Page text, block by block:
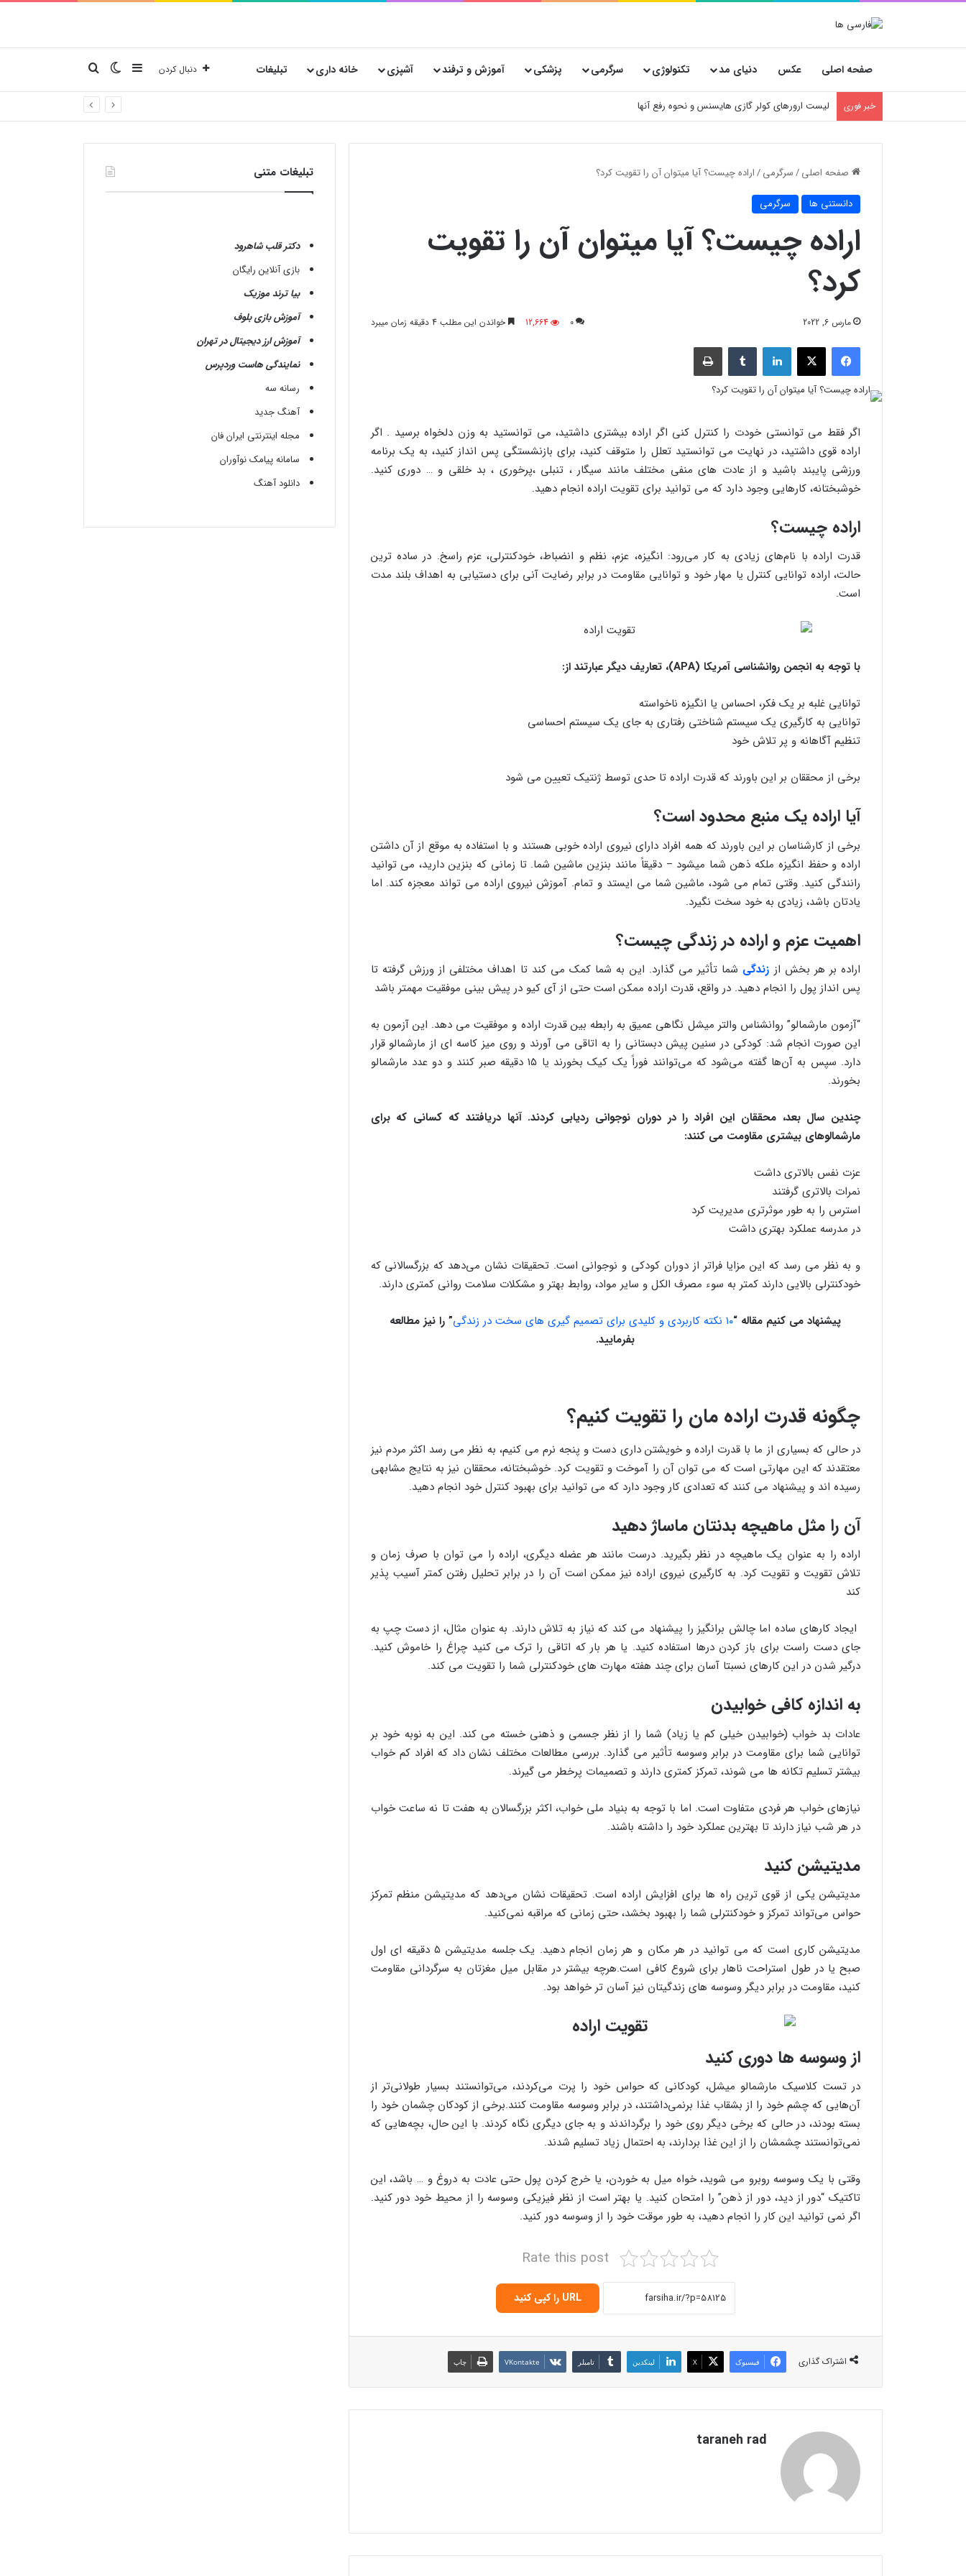
صفحه اصلی عکس دنیای مد تکنولوژی سرگرمی پزشکی آموزش و ترفند آشپزی خانه داری تبلیغات دنبال کردن نوارکناریتغییر پوسته
جستجو برای
خبر فوری آموزش تعویض فیلتر کولر گازی جنرال مکس
صفحه اصلی/ سرگرمی/ اراده چیست؟ آیا میتوان آن را تقویت کرد؟
دانستنی ها سرگرمی
اراده چیست؟ آیا میتوان آن را تقویت
کرد؟
مارس 6, 2022 0
12,664 خواندن این مطلب 4 دقیقه زمان میبرد
فیسبوک X لینکدین ‫تامبلر چاپ
اگر فقط می توانستی خودت را کنترل کنی اگر اراده بیشتری داشتید، می توانستید به وزن دلخواه برسید . اگر
اراده قوی داشتید، در نهایت می توانستید تعلل را متوقف کنید، برای بازنشستگی پس انداز کنید، به یک برنامه
ورزشی پایبند باشید و از عادت های منفی مختلف مانند سیگار ، تنبلی ،پرخوری ، بد خلقی و … دوری کنید.
خوشبختانه، کارهایی وجود دارد که می توانید برای تقویت اراده انجام دهید.
اراده چیست؟
قدرت اراده با نام‌های زیادی به کار می‌رود: انگیزه، عزم، نظم و انضباط، خودکنترلی، عزم راسخ. در ساده ترین
حالت، اراده توانایی کنترل یا مهار خود و توانایی مقاومت در برابر رضایت آنی برای دستیابی به اهداف بلند مدت
است.
با توجه به انجمن روانشناسی آمریکا (APA)، تعاریف دیگر عبارتند از:
توانایی غلبه بر یک فکر، احساس یا انگیزه ناخواسته
توانایی به کارگیری یک سیستم شناختی رفتاری به جای یک سیستم احساسی
تنظیم آگاهانه و پر تلاش خود
برخی از محققان بر این باورند که قدرت اراده تا حدی توسط ژنتیک تعیین می شود
آیا اراده یک منبع محدود است؟
برخی از کارشناسان بر این باورند که همه افراد دارای نیروی اراده خوبی هستند و با استفاده به موقع از آن داشتن
اراده و حفظ انگیزه ملکه ذهن شما میشود – دقیقاً مانند بنزین ماشین شما. تا زمانی که بنزین دارید، می توانید
رانندگی کنید. وقتی تمام می شود، ماشین شما می ایستد و تمام. آموزش نیروی اراده می تواند معجزه کند. اما
یادتان باشد، زیادی به خود سخت نگیرد.
اهمیت عزم و اراده در زندگی چیست؟
اراده بر هر بخش از زندگی شما تأثیر می گذارد. این به شما کمک می کند تا اهداف مختلفی از ورزش گرفته تا
پس انداز پول را انجام دهید. در واقع، قدرت اراده ممکن است حتی از آی کیو در پیش بینی موفقیت مهمتر باشد
“آزمون مارشمالو” روانشناس والتر میشل نگاهی عمیق به رابطه بین قدرت اراده و موفقیت می دهد. این آزمون به
این صورت انجام شد: کودکی در سنین پیش دبستانی را به اتاقی می آورند و روی میز کاسه ای از مارشمالو قرار
دارد. سپس به آن‌ها گفته می‌شود که می‌توانند فوراً یک کیک بخورند یا ۱۵ دقیقه صبر کنند و دو عدد مارشمالو
بخورند.
چندین سال بعد، محققان این افراد را در دوران نوجوانی ردیابی کردند. آنها دریافتند که کسانی که برای
مارشمالوهای بیشتری مقاومت می کنند:
عزت نفس بالاتری داشت
نمرات بالاتری گرفتند
استرس را به طور موثرتری مدیریت کرد
در مدرسه عملکرد بهتری داشت
و به نظر می رسد که این مزایا فراتر از دوران کودکی و نوجوانی است. تحقیقات نشان می‌دهد که بزرگسالانی که
خودکنترلی بالایی دارند کمتر به سوء مصرف الکل و سایر مواد، روابط بهتر و مشکلات سلامت روانی کمتری دارند.
پیشنهاد می کنیم مقاله “۱۰ نکته کاربردی و کلیدی برای تصمیم گیری های سخت در زندگی
” را نیز مطالعه
بفرمایید.
چگونه قدرت اراده مان را تقویت کنیم؟
در حالی که بسیاری از ما با قدرت اراده و خویشتن داری دست و پنجه نرم می کنیم، به نظر می رسد اکثر مردم نیز
معتقدند که این مهارتی است که می توان آن را آموخت و تقویت کرد. خوشبختانه، محققان نیز به نتایج مشابهی
رسیده اند و پیشنهاد می کنند که تعدادی کار وجود دارد که می توانید برای بهبود کنترل خود انجام دهید.
آن را مثل ماهیچه بدنتان ماساژ دهید
اراده را به عنوان یک ماهیچه در نظر بگیرید. درست مانند هر عضله دیگری، اراده را می توان با صرف زمان و
تلاش تقویت و تقویت کرد. به کارگیری نیروی اراده نیز ممکن است آن را در برابر تحلیل رفتن کمتر آسیب پذیر
کند
ایجاد کارهای ساده اما چالش برانگیز را پیشنهاد می کند که نیاز به تلاش دارند. به عنوان مثال، از دست چپ به
جای دست راست برای باز کردن درها استفاده کنید. یا هر بار که اتاقی را ترک می کنید چراغ را خاموش کنید.
درگیر شدن در این کارهای نسبتا آسان برای چند هفته مهارت های خودکنترلی شما را تقویت می کند.
به اندازه کافی خوابیدن
عادات بد خواب (خوابیدن خیلی کم یا زیاد) شما را از نظر جسمی و ذهنی خسته می کند. این به نوبه خود بر
توانایی شما برای مقاومت در برابر وسوسه تأثیر می گذارد. بررسی مطالعات مختلف نشان داد که افراد کم خواب
بیشتر تسلیم تکانه ها می شوند، تمرکز کمتری دارند و تصمیمات پرخطر می گیرند.
نیازهای خواب هر فردی متفاوت است. اما با توجه به بنیاد ملی خواب، اکثر بزرگسالان به هفت تا نه ساعت خواب
در هر شب نیاز دارند تا بهترین عملکرد خود را داشته باشند.
مدیتیشن کنید
مدیتیشن یکی از قوی ترین راه ها برای افزایش اراده است. تحقیقات نشان می‌دهد که مدیتیشن منظم تمرکز
حواس می‌تواند تمرکز و خودکنترلی شما را بهبود بخشد، حتی زمانی که مراقبه نمی‌کنید.
مدیتیشن کاری است که می توانید در هر مکان و هر زمان انجام دهید. یک جلسه مدیتیشن ۵ دقیقه ای اول
صبح یا در طول استراحت ناهار برای شروع کافی است.هرچه بیشتر در مقابل میل مغزتان به سرگردانی مقاومت
کنید، مقاومت در برابر دیگر وسوسه های زندگیتان نیز آسان تر خواهد بود.
از وسوسه ها دوری کنید
در تست کلاسیک مارشمالو میشل، کودکانی که حواس خود را پرت می‌کردند، می‌توانستند بسیار طولانی‌تر از
آن‌هایی که چشم خود را از بشقاب غذا برنمی‌داشتند، در برابر وسوسه مقاومت کنند.برخی از کودکان چشمان خود را
بسته بودند، در حالی که برخی دیگر روی خود را برگرداندند و به جای دیگری نگاه کردند. با این حال، بچه‌هایی که
نمی‌توانستند چشمشان را از این غذا بردارند، به احتمال زیاد تسلیم شدند.
وقتی با یک وسوسه روبرو می شوید، خواه میل به خوردن، یا خرج کردن پول حتی عادت به دروغ و … باشد، این
تاکتیک “دور از دید، دور از ذهن” را امتحان کنید. یا بهتر است از نظر فیزیکی وسوسه را از محیط خود دور کنید.
اگر نمی توانید این کار را انجام دهید، به طور موقت خود را از وسوسه دور کنید.
Rate this post
URL را کپی کنید
اشتراک گذاری فیسبوک X لینکدین ‫تامبلر ‫VKontakte چاپ
taraneh rad
تبلیغات متنی
دکتر قلب شاهرود
بازی آنلاین رایگان
بیا ترند موزیک
آموزش بازی بلوف
آموزش ارز دیجیتال در تهران
نمایندگی هاست وردپرس
رسانه سه
آهنگ جدید
مجله اینترنتی ایران فان
سامانه پیامک نوآوران
دانلود آهنگ